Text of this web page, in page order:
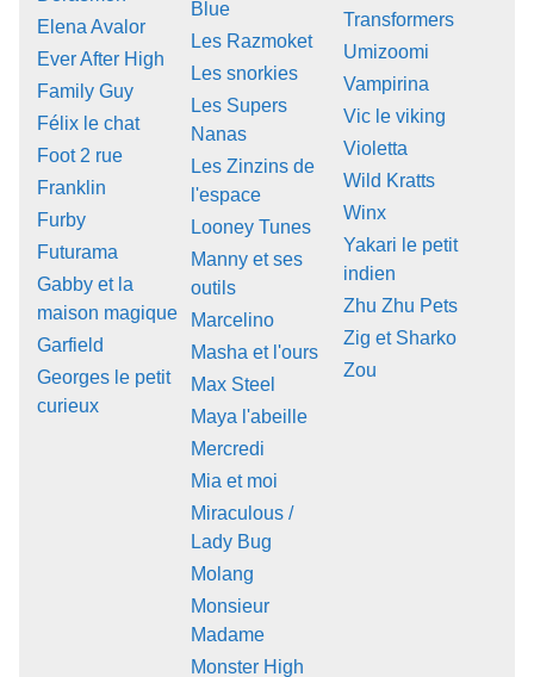
Elena Avalor
Ever After High
Family Guy
Félix le chat
Foot 2 rue
Franklin
Furby
Futurama
Gabby et la
maison magique
Garfield
Georges le petit
curieux
Blue
Les Razmoket
Les snorkies
Les Supers
Nanas
Les Zinzins de
l'espace
Looney Tunes
Manny et ses
outils
Marcelino
Masha et l'ours
Max Steel
Maya l'abeille
Mercredi
Mia et moi
Miraculous /
Lady Bug
Molang
Monsieur
Madame
Monster High
Transformers
Umizoomi
Vampirina
Vic le viking
Violetta
Wild Kratts
Winx
Yakari le petit
indien
Zhu Zhu Pets
Zig et Sharko
Zou